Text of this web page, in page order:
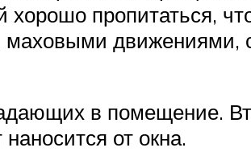
пропитаться,
движениями,
в помещение.
от окна.